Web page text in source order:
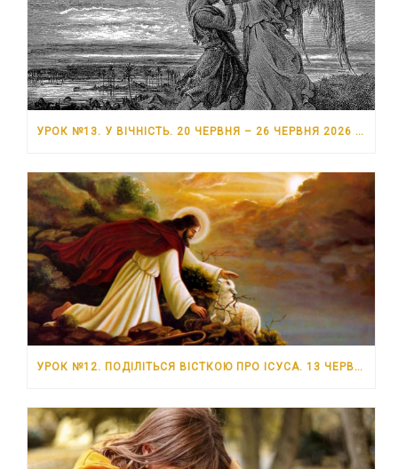
УРОК №13. У ВІЧНІСТЬ. 20 ЧЕРВНЯ – 26 ЧЕРВНЯ 2026 РОКУ
УРОК №12. ПОДІЛІТЬСЯ ВІСТКОЮ ПРО ІСУСА. 13 ЧЕРВНЯ – 19 ЧЕРВНЯ 2026 РОКУ